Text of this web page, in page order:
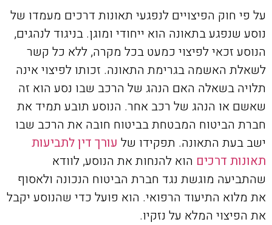
על פי חוק הפיצויים לנפגעי תאונות דרכים מעמדו של
נוסע שנפגע בתאונה הוא ייחודי ומוגן. בניגוד לנהגים,
הנוסע זכאי לפיצוי כמעט בכל מקרה, ללא כל קשר
לשאלת האשמה בגרימת התאונה. זכותו לפיצוי אינה
תלויה בשאלה האם הנהג של הרכב שבו נסע הוא זה
שאשם או הנהג של רכב אחר. הנוסע תובע תמיד את
חברת הביטוח המבטחת בביטוח חובה את הרכב שבו
ישב בעת התאונה. תפקידו של עורך דין לתביעות
תאונות דרכים הוא להנחות את הנוסע, לוודא
שהתביעה מוגשת נגד חברת הביטוח הנכונה ולאסוף
את מלוא התיעוד הרפואי. הוא פועל כדי שהנוסע יקבל
את הפיצוי המלא על נזקיו.